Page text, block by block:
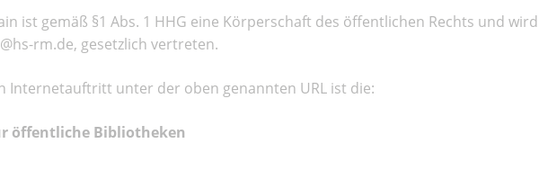
ist gemäß §1 Abs. 1 HHG eine Körperschaft des öffentlichen Rechts und
rm.de, gesetzlich vertreten.
Internetauftritt unter der oben genannten URL ist die:
öffentliche Bibliotheken